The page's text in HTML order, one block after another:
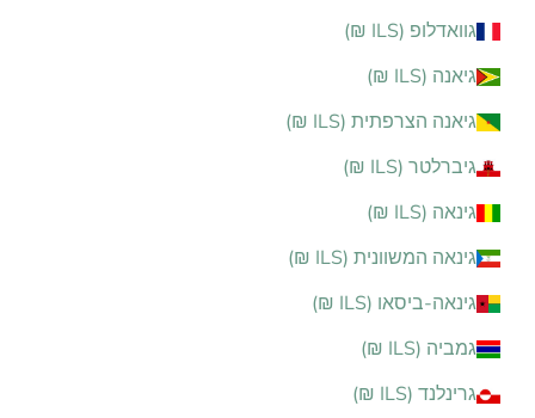
גוואדלופ (ILS ₪)
גיאנה (ILS ₪)
גיאנה הצרפתית (ILS ₪)
גיברלטר (ILS ₪)
גינאה (ILS ₪)
גינאה המשוונית (ILS ₪)
גינאה-ביסאו (ILS ₪)
גמביה (ILS ₪)
גרינלנד (ILS ₪)